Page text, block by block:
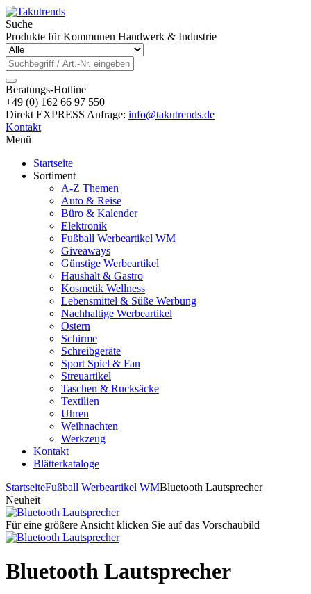
Suche
Produkte für Kommunen Handwerk & Industrie
Beratungs-Hotline
+49 (0) 162 66 97 550
Direkt EXPRESS Anfrage: info@takutrends.de
Kontakt
Menü
Startseite
Sortiment
A-Z Themen
Auto & Reise
Büro & Kalender
Elektronik
Fußball Werbeartikel WM
Giveaways
Günstige Werbeartikel
Haushalt & Gastro
Kosmetik Wellness
Lebensmittel & Süße Werbung
Nachhaltige Werbeartikel
Ostern
Schirme
Schreibgeräte
Sport Spiel & Fan
Streuartikel
Taschen & Rucksäcke
Textilien
Uhren
Weihnachten
Werkzeug
Kontakt
Blätterkataloge
StartseiteFußball Werbeartikel WMBluetooth Lautsprecher
Neuheit
Für eine größere Ansicht klicken Sie auf das Vorschaubild
Bluetooth Lautsprecher